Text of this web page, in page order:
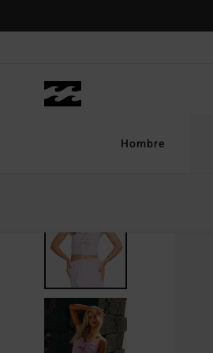
producto
Hombre